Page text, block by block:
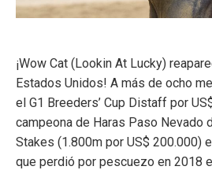
¡Wow Cat (Lookin At Lucky)
Estados Unidos! A más de ocho
el G1 Breeders’ Cup Distaff por
campeona de Haras Paso Nevado
Stakes (1.800m por US$ 200.000)
que perdió por pescuezo en 2018